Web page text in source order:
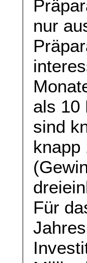
nur
als 10
sind
knapp
Für